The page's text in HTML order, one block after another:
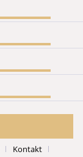
Kontakt